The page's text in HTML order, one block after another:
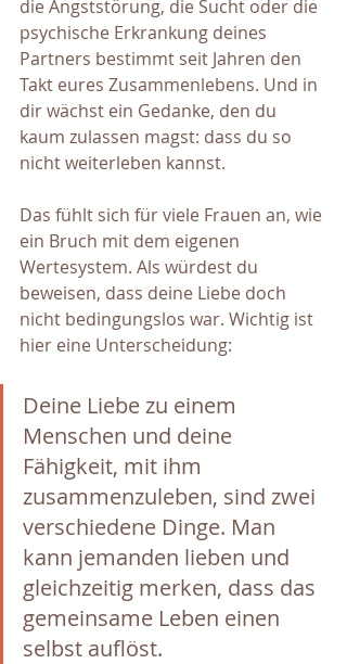
die Angststörung, die Sucht oder die
psychische Erkrankung deines
Partners bestimmt seit Jahren den
Takt eures Zusammenlebens. Und in
dir wächst ein Gedanke, den du
kaum zulassen magst: dass du so
nicht weiterleben kannst.
Das fühlt sich für viele Frauen an, wie
ein Bruch mit dem eigenen
Wertesystem. Als würdest du
beweisen, dass deine Liebe doch
nicht bedingungslos war. Wichtig ist
hier eine Unterscheidung:
Deine Liebe zu einem
Menschen und deine
Fähigkeit, mit ihm
zusammenzuleben, sind zwei
verschiedene Dinge. Man
kann jemanden lieben und
gleichzeitig merken, dass das
gemeinsame Leben einen
selbst auflöst.